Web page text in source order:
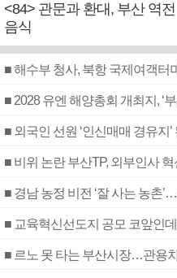
<84> 관문과 환대, 부산 역전
음식
■ 해수부 청사, 북항 국제여객터
■ 2028 유엔 해양총회 개최지, ‘
■ 외국인 선원 ‘인신매매 경유
■ 비위 논란 부산TP, 외부인사 혁
■ 경남 농정 비전 ‘잘 사는 농촌
■ 교육혁신선도지 공모 코앞인
■ 르노 못 타는 부산시장…관용